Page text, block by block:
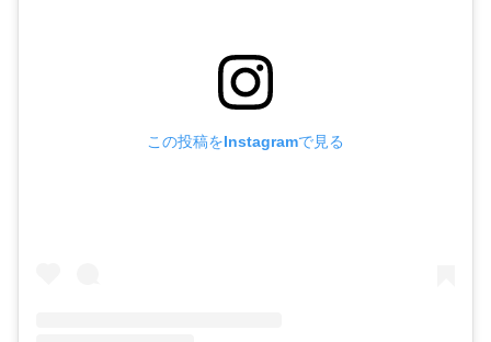
この投稿をInstagramで見る